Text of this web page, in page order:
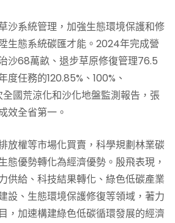
沙系統管理，加強生態環境保護和修
生態系統碳匯才能。2024年完成營
沙68萬畝、退步草原修復管理76.5
任務的120.85%、100%、
全國荒涼化和沙化地盤監測報告，張
效全省第一。
放權等市場化買賣，科學規劃林業碳
態優勢轉化為經濟優勢。殷飛表現，
供給、科技結果轉化、綠色低碳產業
設、生態環境保護修復等領域，著力
，加速構建綠色低碳循環發展的經濟